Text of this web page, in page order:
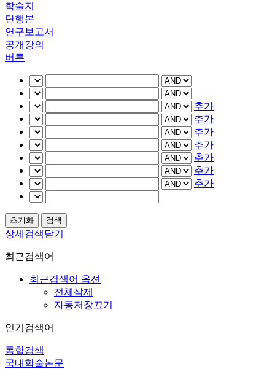
학술지
단행본
연구보고서
공개강의
버튼
추가
추가
추가
추가
추가
추가
추가
상세검색닫기
최근검색어
최근검색어 옵션
전체삭제
자동저장끄기
인기검색어
통합검색
국내학술논문